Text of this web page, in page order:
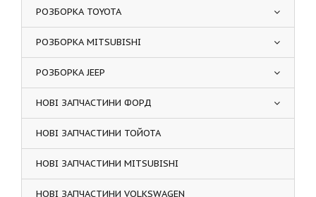
РОЗБОРКА TOYOTA
РОЗБОРКА MITSUBISHI
РОЗБОРКА JEEP
НОВІ ЗАПЧАСТИНИ ФОРД
НОВІ ЗАПЧАСТИНИ ТОЙОТА
НОВІ ЗАПЧАСТИНИ MITSUBISHI
НОВІ ЗАПЧАСТИНИ VOLKSWAGEN